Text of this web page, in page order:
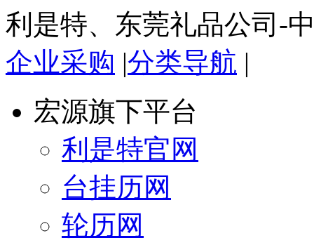
利是特、东莞礼品公司-
企业采购 |分类导航 |
宏源旗下平台
利是特官网
台挂历网
轮历网